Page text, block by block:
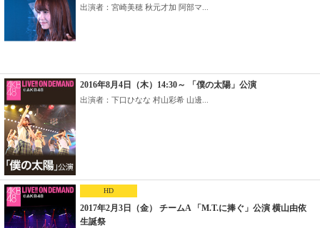
出演者：宮崎美穂 秋元才加 阿部マ...
2016年8月4日（木）14:30～ 「僕の太陽」公演
出演者：下口ひなな 村山彩希 山邊...
HD
2017年2月3日（金） チームA 「M.T.に捧ぐ」公演 横山由依
生誕祭